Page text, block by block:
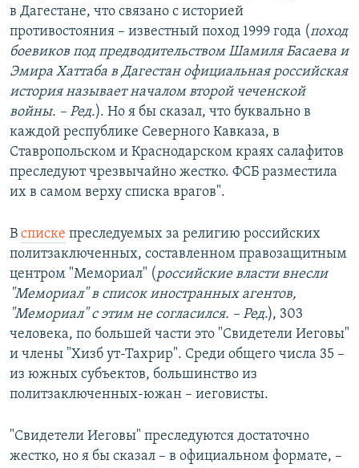
в Дагестане, что связано с историей
противостояния – известный поход 1999 года (поход
боевиков под предводительством Шамиля Басаева и
Эмира Хаттаба в Дагестан официальная российская
история называет началом второй чеченской
войны. – Ред.). Но я бы сказал, что буквально в
каждой республике Северного Кавказа, в
Ставропольском и Краснодарском краях салафитов
преследуют чрезвычайно жестко. ФСБ разместила
их в самом верху списка врагов".
В списке преследуемых за религию российских
политзаключенных, составленном правозащитным
центром "Мемориал" (российские власти внесли
"Мемориал" в список иностранных агентов,
"Мемориал" с этим не согласился. – Ред.), 303
человека, по большей части это "Свидетели Иеговы"
и члены "Хизб ут-Тахрир". Среди общего числа 35 –
из южных субъектов, большинство из
политзаключенных-южан – иеговисты.
"Свидетели Иеговы" преследуются достаточно
жестко, но я бы сказал – в официальном формате, –